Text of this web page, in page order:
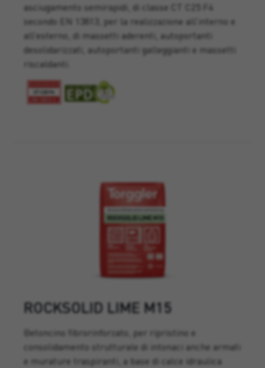
asciugamento semirapidi, di classe CT C25 F4
secondo EN 13813, per la realizzazione all’interno e
all’esterno, di massetti aderenti, autoportanti
desolidarizzati, autoportanti galleggianti e massetti
riscaldanti.
ROCKSOLID LIME M15
Betoncino fibrorinforzato, per ripristino e
consolidamento strutturale di intonaci anche armati
e murature traspiranti, a base di calce idraulica